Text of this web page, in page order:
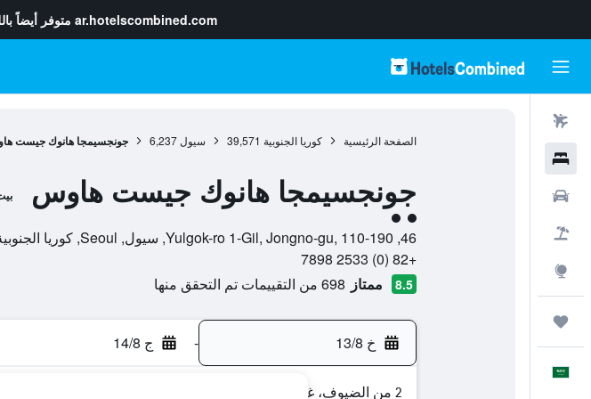
ar.hotelscombined.com متوفر أيضاً
الصفحة الرئيسية كوريا الجنوبية 39,571 سيول 6,237 جونجسيمجا هانوك جيست
جونجسيمجا هانوك جيست هاوس
تقييم فئة 2
46, Yulgok-ro 1-Gil, Jongno-gu, 110-190, سيول, Seoul, كوريا الجنوبية
+82 (0) 2533 7898
8.5 ممتاز 698 من التقييمات تم التحقق منها
خ 13/8 - ج 14/8
2 من الضيوف، غرفة واحدة